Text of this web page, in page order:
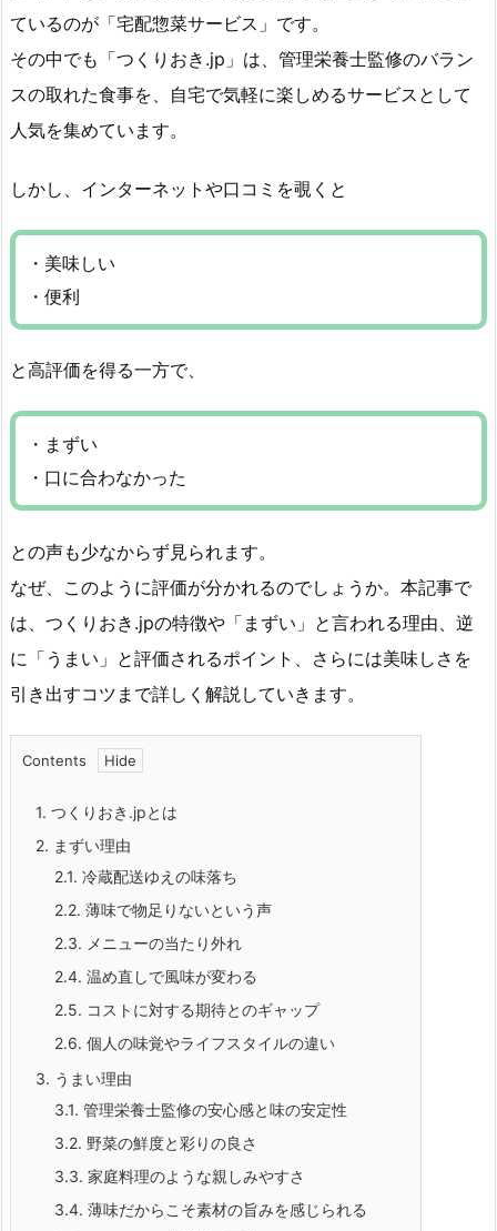
ているのが「宅配惣菜サービス」です。
その中でも「つくりおき.jp」は、管理栄養士監修のバラン
スの取れた食事を、自宅で気軽に楽しめるサービスとして
人気を集めています。
しかし、インターネットや口コミを覗くと
・美味しい
・便利
と高評価を得る一方で、
・まずい
・口に合わなかった
との声も少なからず見られます。
なぜ、このように評価が分かれるのでしょうか。本記事で
は、つくりおき.jpの特徴や「まずい」と言われる理由、逆
に「うまい」と評価されるポイント、さらには美味しさを
引き出すコツまで詳しく解説していきます。
Contents
1. つくりおき.jpとは
2. まずい理由
2.1. 冷蔵配送ゆえの味落ち
2.2. 薄味で物足りないという声
2.3. メニューの当たり外れ
2.4. 温め直しで風味が変わる
2.5. コストに対する期待とのギャップ
2.6. 個人の味覚やライフスタイルの違い
3. うまい理由
3.1. 管理栄養士監修の安心感と味の安定性
3.2. 野菜の鮮度と彩りの良さ
3.3. 家庭料理のような親しみやすさ
3.4. 薄味だからこそ素材の旨みを感じられる